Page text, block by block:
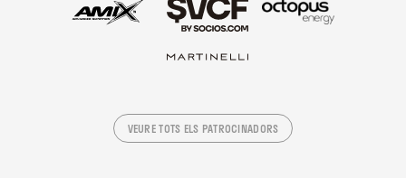
VEURE TOTS ELS PATROCINADORS